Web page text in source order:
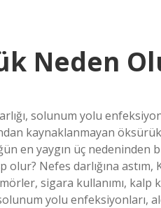
Neden
solunum yolu
kaynaklanmayan
en yaygın üç nedeninden
Nefes darlığına astım,
sigara kullanımı, kalp
yolu enfeksiyonları,